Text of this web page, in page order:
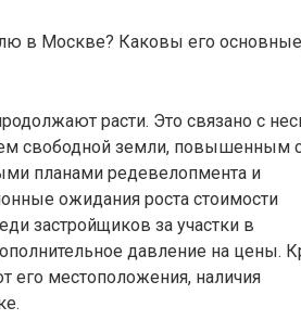
в Москве? Каковы его
расти. Это связано с
свободной земли, повышенным
планами редевелопмента и
ожидания роста стоимости
застройщиков за участки в
давление на цены.
его местоположения, наличия